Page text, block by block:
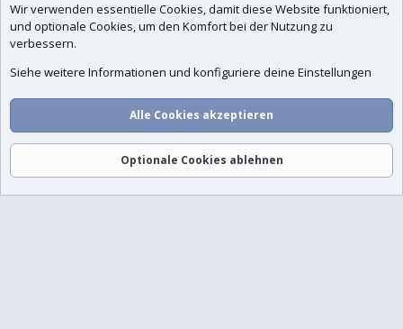
Wir verwenden essentielle Cookies, damit diese Website funktioniert,
und optionale Cookies, um den Komfort bei der Nutzung zu
verbessern.
Siehe weitere Informationen und konfiguriere deine Einstellungen
Alle Cookies akzeptieren
Optionale Cookies ablehnen